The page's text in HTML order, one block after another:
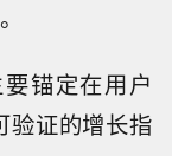
锚定在用户
验证的增长指